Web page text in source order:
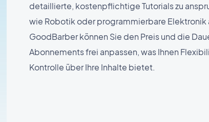
detaillierte, kostenpflichtige Tutorials zu
wie Robotik oder programmierbare Elektronik
GoodBarber können Sie den Preis und die
Abonnements frei anpassen, was Ihnen
Kontrolle über Ihre Inhalte bietet.